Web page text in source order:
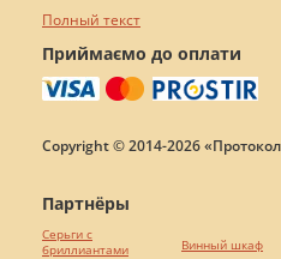
Полный текст
Приймаємо до оплати
Copyright © 2014-2026
Партнёры
Серьги с
бриллиантами
Винный шкаф